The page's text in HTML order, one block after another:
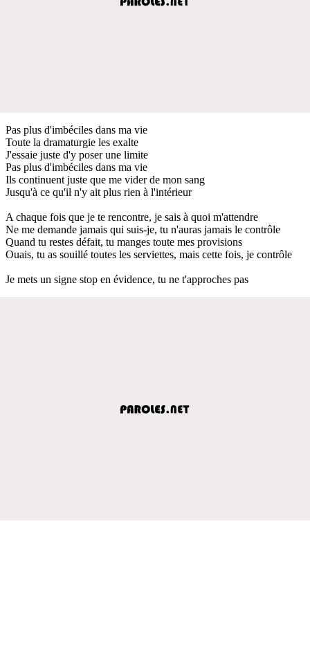
Pas plus d'imbéciles dans ma vie
Toute la dramaturgie les exalte
J'essaie juste d'y poser une limite
Pas plus d'imbéciles dans ma vie
Ils continuent juste que me vider de mon sang
Jusqu'à ce qu'il n'y ait plus rien à l'intérieur
A chaque fois que je te rencontre, je sais à quoi m'attendre
Ne me demande jamais qui suis-je, tu n'auras jamais le contrôle
Quand tu restes défait, tu manges toute mes provisions
Ouais, tu as souillé toutes les serviettes, mais cette fois, je contrôle
Je mets un signe stop en évidence, tu ne t'approches pas